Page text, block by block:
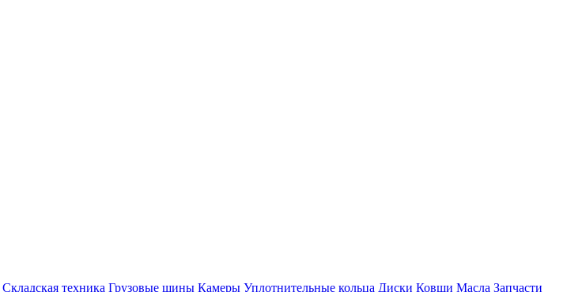
Складская техника Грузовые шины Камеры Уплотнительные кольца Диски Ковши Масла Запчасти